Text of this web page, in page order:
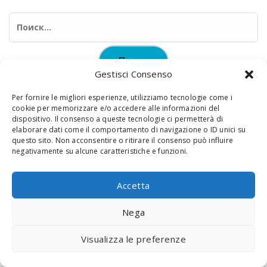
Gestisci Consenso
Per fornire le migliori esperienze, utilizziamo tecnologie come i
cookie per memorizzare e/o accedere alle informazioni del
dispositivo. Il consenso a queste tecnologie ci permetterà di
elaborare dati come il comportamento di navigazione o ID unici su
questo sito. Non acconsentire o ritirare il consenso può influire
negativamente su alcune caratteristiche e funzioni.
Accetta
Nega
Visualizza le preferenze
© 2020 Digital Touch Menu. Menu realizzato daInteractive